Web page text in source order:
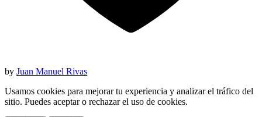
by Juan Manuel Rivas
Usamos cookies para mejorar tu experiencia y analizar el tráfico del
sitio. Puedes aceptar o rechazar el uso de cookies.